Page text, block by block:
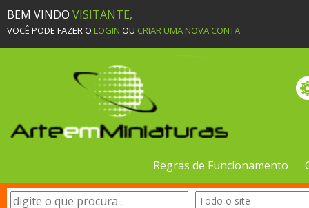
BEM VINDO VISITANTE,
VOCÊ PODE FAZER O LOGIN OU CRIAR UMA NOVA CONTA
Regras de Funcionamento